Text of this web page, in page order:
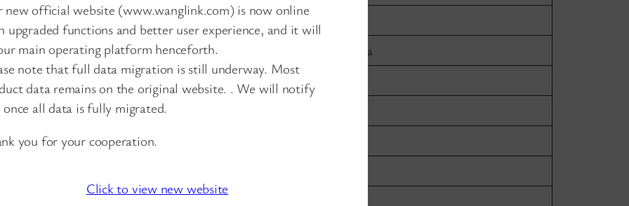
Właściwości
mechaniczne
Sposób montażu: Na biurko
Metody odprowadzania ciepła: free cooling bez wentylatora
Waga: <1,16 KG
Właściwości
środowiska
Temperatura pracy: -10 ℃ ~ +50℃
Temperatura przechowywania: -40 ℃ ~ +70℃
new official website (www.wanglink.com) is now online
upgraded functions and better user experience, and it will
main operating platform henceforth.
note that full data migration is still underway. Most
data remains on the original website. . We will notify
once all data is fully migrated.
you for your cooperation.
Click to view new website